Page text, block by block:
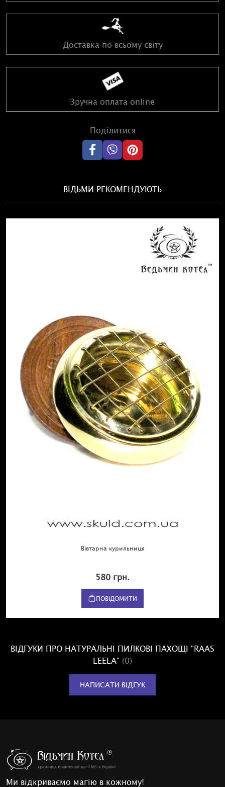
Доставка по всьому світу
Зручна оплата online
Поділитися
ВІДЬМИ РЕКОМЕНДУЮТЬ
Вівтарна курильниця
580 грн.
ПОВІДОМИТИ
ВІДГУКИ ПРО НАТУРАЛЬНІ ПИЛКОВІ ПАХОЩІ "RAAS
LEELA" (0)
НАПИСАТИ ВІДГУК
Ми відкриваємо магію в кожному!